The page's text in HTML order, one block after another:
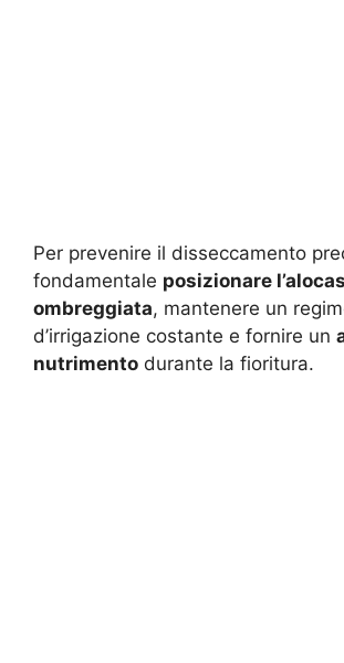
Per prevenire il disseccamento
fondamentale posizionare
ombreggiata, mantenere un
d’irrigazione costante e fornire un
nutrimento durante la fioritura.